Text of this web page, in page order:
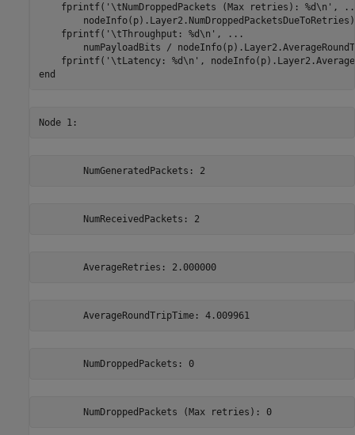
    fprintf(
'\tNumDroppedPackets (Max retries): %d\n' ,
        nodeInfo(p).Layer2.NumDroppedPacketsDueToRetries)
    fprintf(
'\tThroughput: %d\n' ,
...
numPayloadBits /
    fprintf(
'\tLatency: %d\n'
end
	AverageRetries: 2.000000
	AverageRoundTripTime: 4.009961
	NumDroppedPackets: 0
	NumDroppedPackets (Max retries): 0